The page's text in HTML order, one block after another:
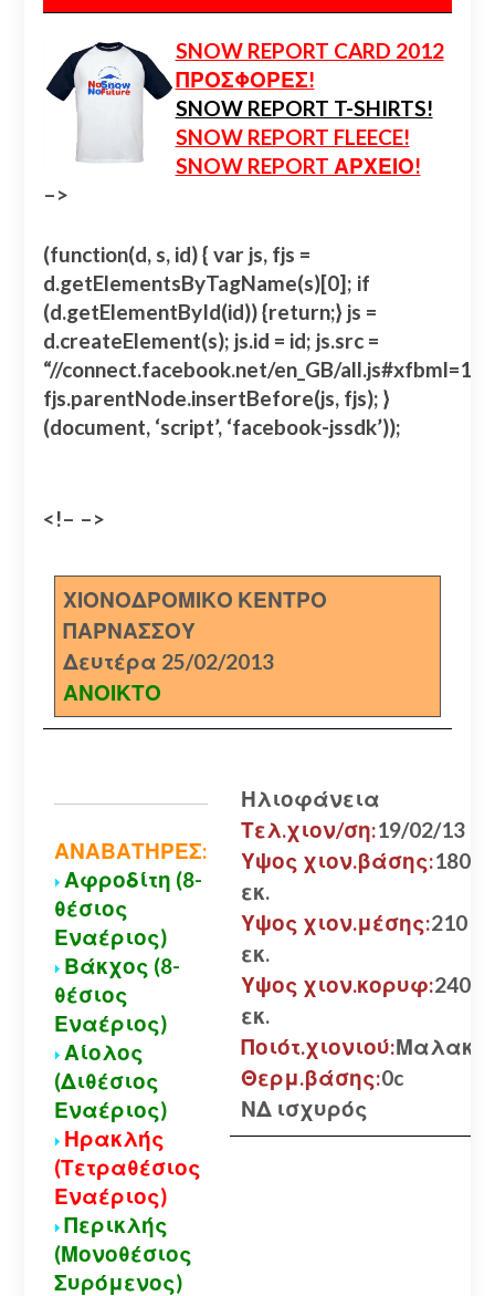
SNOW REPORT CARD 2012
ΠΡΟΣΦΟΡΕΣ!
SNOW REPORT T-SHIRTS!
SNOW REPORT FLEECE!
SNOW REPORT ΑΡΧΕΙΟ!
–>
(function(d, s, id) { var js, fjs =
d.getElementsByTagName(s)[0]; if
(d.getElementById(id)) {return;} js =
d.createElement(s); js.id = id; js.src =
“//connect.facebook.net/en_GB/
fjs.parentNode.insertBefore(js, fjs); }
(document, ‘script’, ‘facebook-jssdk’));
<!– –>
ΧΙΟΝΟΔΡΟΜΙΚΟ ΚΕΝΤΡΟ
ΠΑΡΝΑΣΣΟΥ
Δευτέρα 25/02/2013
ΑΝΟΙΚΤΟ
ΑΝΑΒΑΤΗΡΕΣ:
Αφροδίτη (8-
θέσιος
Εναέριος)
Βάκχος (8-
θέσιος
Εναέριος)
Αίολος
(Διθέσιος
Εναέριος)
Ηρακλής
(Τετραθέσιος
Εναέριος)
Περικλής
(Μονοθέσιος
Συρόμενος)
Ηλιοφάνεια
Τελ.χιον/ση:19/02/13
Υψος χιον.βάσης:180
εκ.
Υψος χιον.μέσης:210
εκ.
Υψος χιον.κορυφ:240
εκ.
Ποιότ.χιονιού:Μαλακό
Θερμ.βάσης:0c
ΝΔ ισχυρός